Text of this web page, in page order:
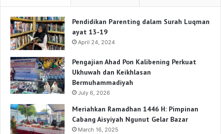
Pendidikan Parenting dalam Surah Luqman
ayat 13-19
April 24, 2024
Pengajian Ahad Pon Kalibening Perkuat
Ukhuwah dan Keikhlasan
Bermuhammadiyah
July 6, 2026
Meriahkan Ramadhan 1446 H: Pimpinan
Cabang Aisyiyah Ngunut Gelar Bazar
March 16, 2025